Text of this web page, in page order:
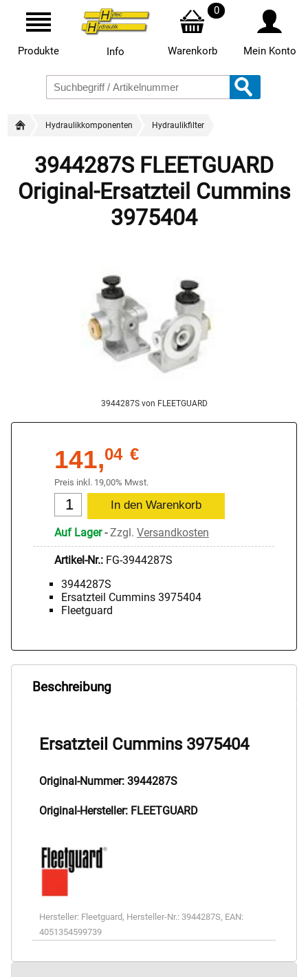
Produkte Info
0
Warenkorb Mein Konto
Hydraulikkomponenten Hydraulikfilter
3944287S FLEETGUARD
Original-Ersatzteil Cummins
3975404
3944287S von FLEETGUARD
141,04 €
Preis inkl. 19,00% Mwst.
Auf Lager-Zzgl. Versandkosten
Artikel-Nr.: FG-3944287S
3944287S
Ersatzteil Cummins 3975404
Fleetguard
Beschreibung
Ersatzteil Cummins 3975404
Original-Nummer: 3944287S
Original-Hersteller: FLEETGUARD
Hersteller: Fleetguard , Hersteller-Nr.: 3944287S, EAN:
4051354599739